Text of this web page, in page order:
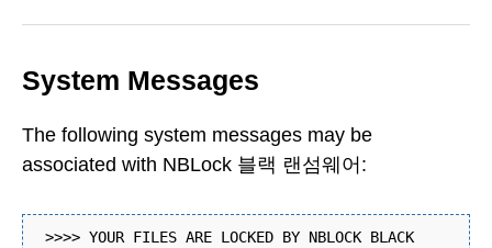
System Messages
The following system messages may be
associated with NBLock 블랙 랜섬웨어:
>>>> YOUR FILES ARE LOCKED BY NBLOCK BLACK